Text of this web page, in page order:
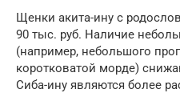
Щенки акита-ину с
90 тыс. руб. Наличие
(например, небольшого
коротковатой морде)
Сиба-ину являются более